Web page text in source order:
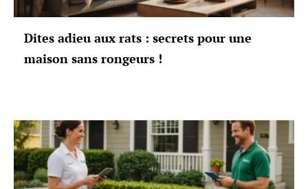
Dites adieu aux rats : secrets pour une
maison sans rongeurs !